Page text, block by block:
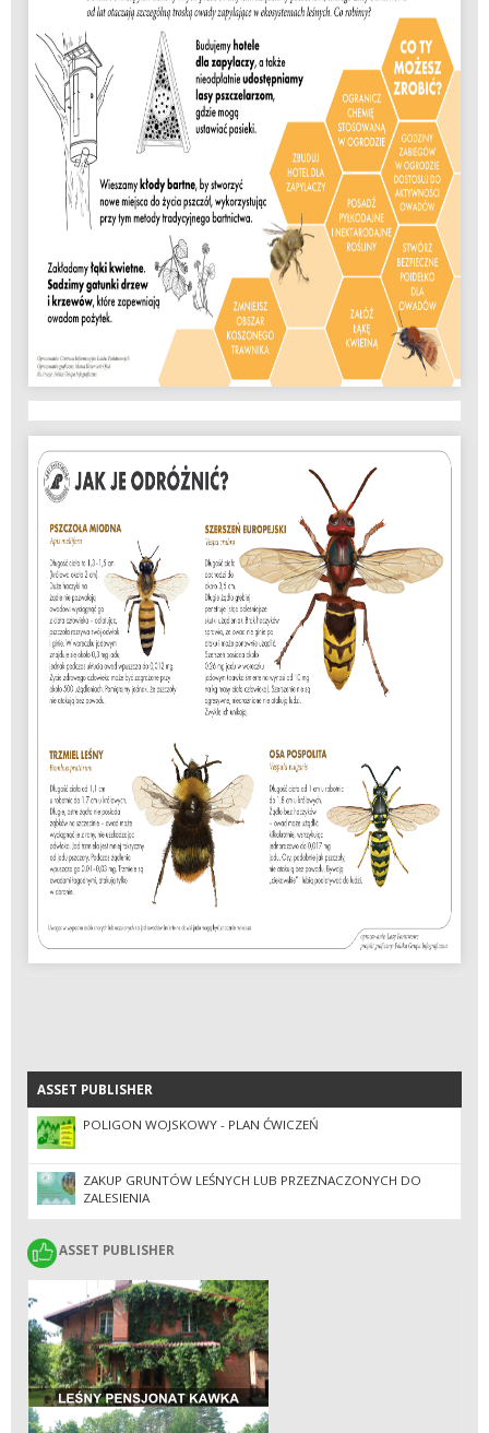
ASSET PUBLISHER
ASSET PUBLISHER
POLIGON WOJSKOWY - PLAN ĆWICZEŃ
ZAKUP GRUNTÓW LEŚNYCH LUB PRZEZNACZONYCH DO
ZALESIENIA
ASSET PUBLISHER
ASSET PUBLISHER